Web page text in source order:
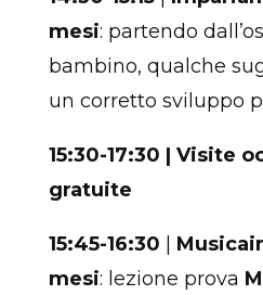
mesi: partendo
bambino, qualche
un corretto sviluppo
15:30-17:30 | Visite
gratuite
15:45-16:30 |
mesi: lezione prova